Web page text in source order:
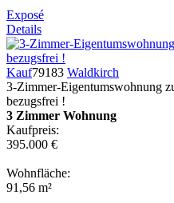
Exposé
Details
Kauf79183 Waldkirch
3-Zimmer-Eigentumswohnung
bezugsfrei !
3 Zimmer Wohnung
Kaufpreis:
395.000 €
Wohnfläche:
91,56 m²